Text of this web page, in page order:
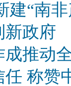
建“南
新政府
推动
称赞